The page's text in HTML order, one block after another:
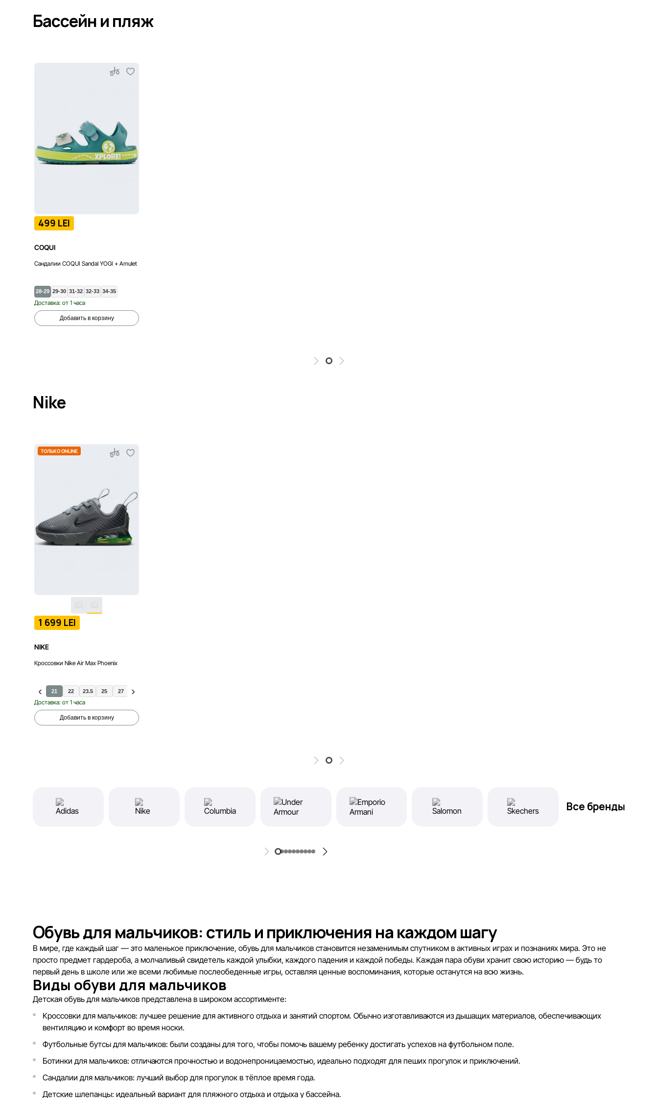
Бассейн и пляж
499 LEI
COQUI
Сандалии COQUI Sandal YOGI + Amulet
28-29 29-30 31-32 32-33 34-35
Доставка: от 1 часа
Добавить в корзину
Nike
ТОЛЬКО ONLINE
1 699 LEI
NIKE
Кроссовки Nike Air Max Phoenix
21 22 23.5 25 27
Доставка: от 1 часа
Добавить в корзину
Все бренды
Обувь для мальчиков: стиль и приключения на каждом шагу
В мире, где каждый шаг — это маленькое приключение, обувь для мальчиков становится незаменимым спутником в активных играх и познаниях мира. Это не
просто предмет гардероба, а молчаливый свидетель каждой улыбки, каждого падения и каждой победы. Каждая пара обуви хранит свою историю — будь то
первый день в школе или же всеми любимые послеобеденные игры, оставляя ценные воспоминания, которые останутся на всю жизнь.
Виды обуви для мальчиков
Детская обувь для мальчиков представлена в широком ассортименте:
Кроссовки для мальчиков: лучшее решение для активного отдыха и занятий спортом. Обычно изготавливаются из дышащих материалов, обеспечивающих
вентиляцию и комфорт во время носки.
Футбольные бутсы для мальчиков: были созданы для того, чтобы помочь вашему ребенку достигать успехов на футбольном поле.
Ботинки для мальчиков: отличаются прочностью и водонепроницаемостью, идеально подходят для пеших прогулок и приключений.
Сандалии для мальчиков: лучший выбор для прогулок в тёплое время года.
Детские шлепанцы: идеальный вариант для пляжного отдыха и отдыха у бассейна.